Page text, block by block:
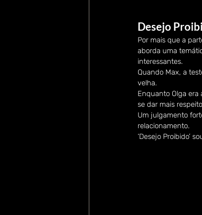
Desejo
Por mais que a
aborda uma
interessantes.
Quando Max, a
velha.
Enquanto Olga
se dar mais
Um julgamento
relacionamento.
‘Desejo Proibido’